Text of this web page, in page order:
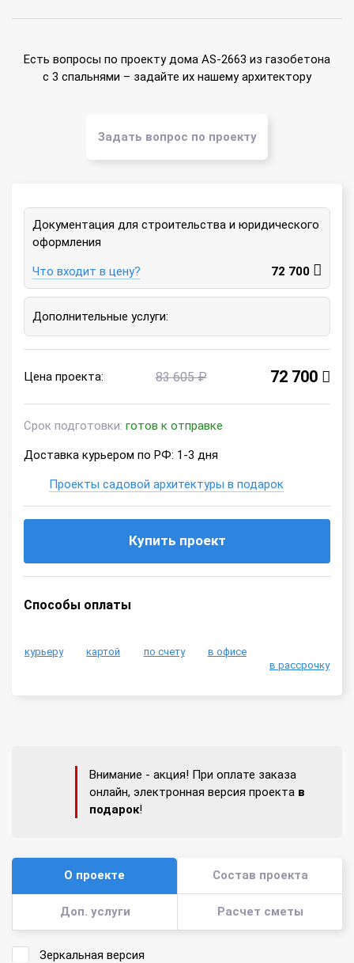
Есть вопросы по проекту дома AS-2663 из газобетона
с 3 спальнями – задайте их нашему архитектору
Задать вопрос по проекту
Документация для строительства и юридического
оформления
Что входит в цену? 72 700
Дополнительные услуги:
Цена проекта: 83 605 ₽ 72 700
Срок подготовки: готов к отправке
Доставка курьером по РФ: 1-3 дня
Проекты садовой архитектуры в подарок
Купить проект
Способы оплаты
курьеру картой по счету
в офисе
в рассрочку
Внимание - акция! При оплате заказа
онлайн, электронная версия проекта в
подарок!
О проекте Состав проекта
Доп. услуги Расчет сметы
Зеркальная версия